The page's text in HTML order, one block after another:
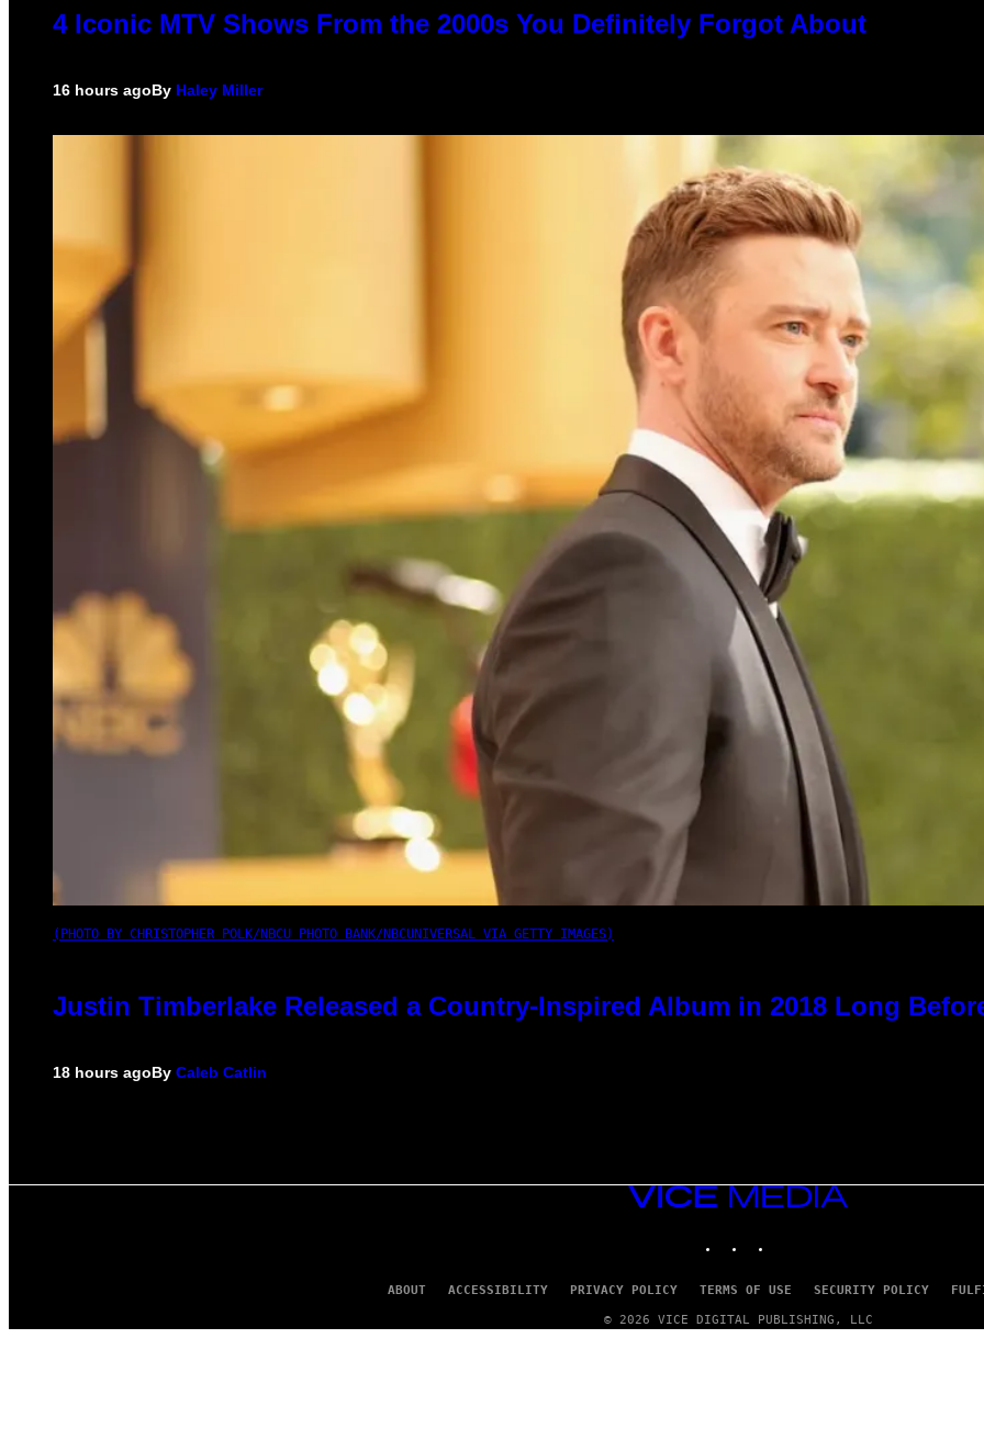
4 Iconic MTV Shows From the 2000s You Definitely Forgot About
16 hours agoBy Haley Miller
(PHOTO BY CHRISTOPHER POLK/NBCU PHOTO BANK/NBCUNIVERSAL VIA GETTY IMAGES)
Justin Timberlake Released a Country-Inspired Album in 2018 Long
18 hours agoBy Caleb Catlin
VICE
ABOUT ACCESSIBILITY PRIVACY POLICY TERMS OF USE SECURITY POLICY
© 2026 VICE DIGITAL PUBLISHING, LLC